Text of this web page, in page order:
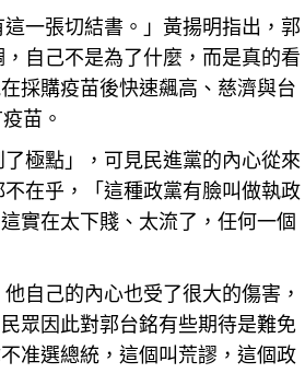
一張切結書。」黃揚明指出，郭
自己不是為了什麼，而是真的看
採購疫苗後快速飆高、慈濟與台
苗。
極點」，可見民進黨的內心從來
在乎，「這種政黨有臉叫做執政
實在太下賤、太流了，任何一個
自己的內心也受了很大的傷害，
民眾因此對郭台銘有些期待是難免
准選總統，這個叫荒謬，這個政